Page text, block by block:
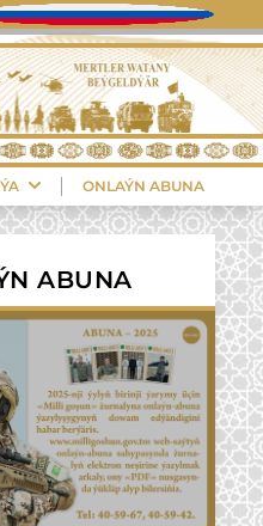
ONLAÝN ABUNA
ABUNA